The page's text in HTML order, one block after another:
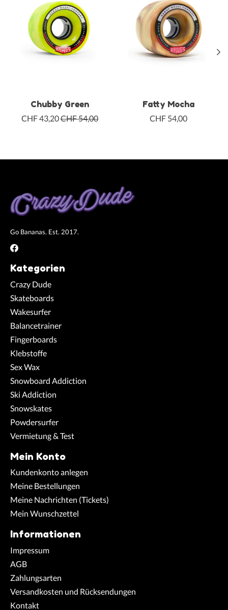
Chubby Green
CHF 43,20CHF 54,00
Fatty Mocha
CHF 54,00
Go Bananas. Est. 2017.
Kategorien
Crazy Dude
Skateboards
Wakesurfer
Balancetrainer
Fingerboards
Klebstoffe
Sex Wax
Snowboard Addiction
Ski Addiction
Snowskates
Powdersurfer
Vermietung & Test
Mein Konto
Kundenkonto anlegen
Meine Bestellungen
Meine Nachrichten (Tickets)
Mein Wunschzettel
Informationen
Impressum
AGB
Zahlungsarten
Versandkosten und Rücksendungen
Kontakt